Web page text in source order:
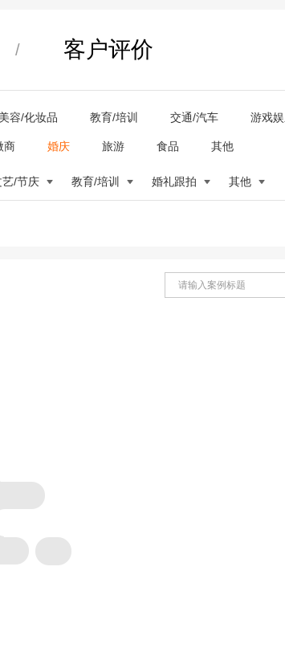
/ 客户评价
美容/化妆品 教育/培训 交通/汽车 游戏
商 婚庆 旅游 食品 其他
艺/节庆 教育/培训 婚礼跟拍 其他